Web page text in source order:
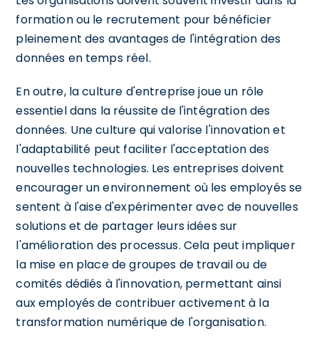
formation ou le recrutement pour bénéficier
pleinement des avantages de l'intégration des
données en temps réel.
En outre, la culture d'entreprise joue un rôle
essentiel dans la réussite de l'intégration des
données. Une culture qui valorise l'innovation et
l'adaptabilité peut faciliter l'acceptation des
nouvelles technologies. Les entreprises doivent
encourager un environnement où les employés se
sentent à l'aise d'expérimenter avec de nouvelles
solutions et de partager leurs idées sur
l'amélioration des processus. Cela peut impliquer
la mise en place de groupes de travail ou de
comités dédiés à l'innovation, permettant ainsi
aux employés de contribuer activement à la
transformation numérique de l'organisation.